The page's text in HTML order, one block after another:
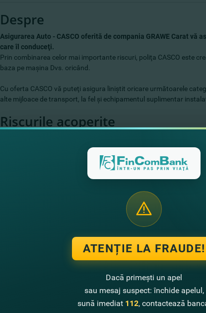
Despre
Asigurarea Auto - CASCO oferită de compania GRAWE Carat
care îl conduceţi.
Prin combinarea celor mai importante riscuri, poliţa CASCO este
baza pe maşina Dvs. oricând.
Cu oferta CASCO vă puteţi asigura liniştit oricare următoarele
alte mijloace de transport, la fel şi echipamentul suplimentar
Riscurile acoperite
tamponare, furt, incendiu sau explozie
pagube provocate ca urmare a acţiunilor ilicite ale terţelor
cheltuieli pentru transportarea autovehiculului în cazul
Avantajele asigurării CASCO
achitarea despăgubirilor rapid şi fără probleme
achitarea despăgubirilor până la 500 Euro, în cazul
repararea autovehiculului dumneavoastră în cele mai bune
acordarea asistenţei tehnice, consultative, juridice etc. în
asistenţă AVUS International.
ATENȚIE LA FRAUDE!
Dacă primești un apel
sau mesaj suspect: închide apelul,
sună imediat 112, contactează